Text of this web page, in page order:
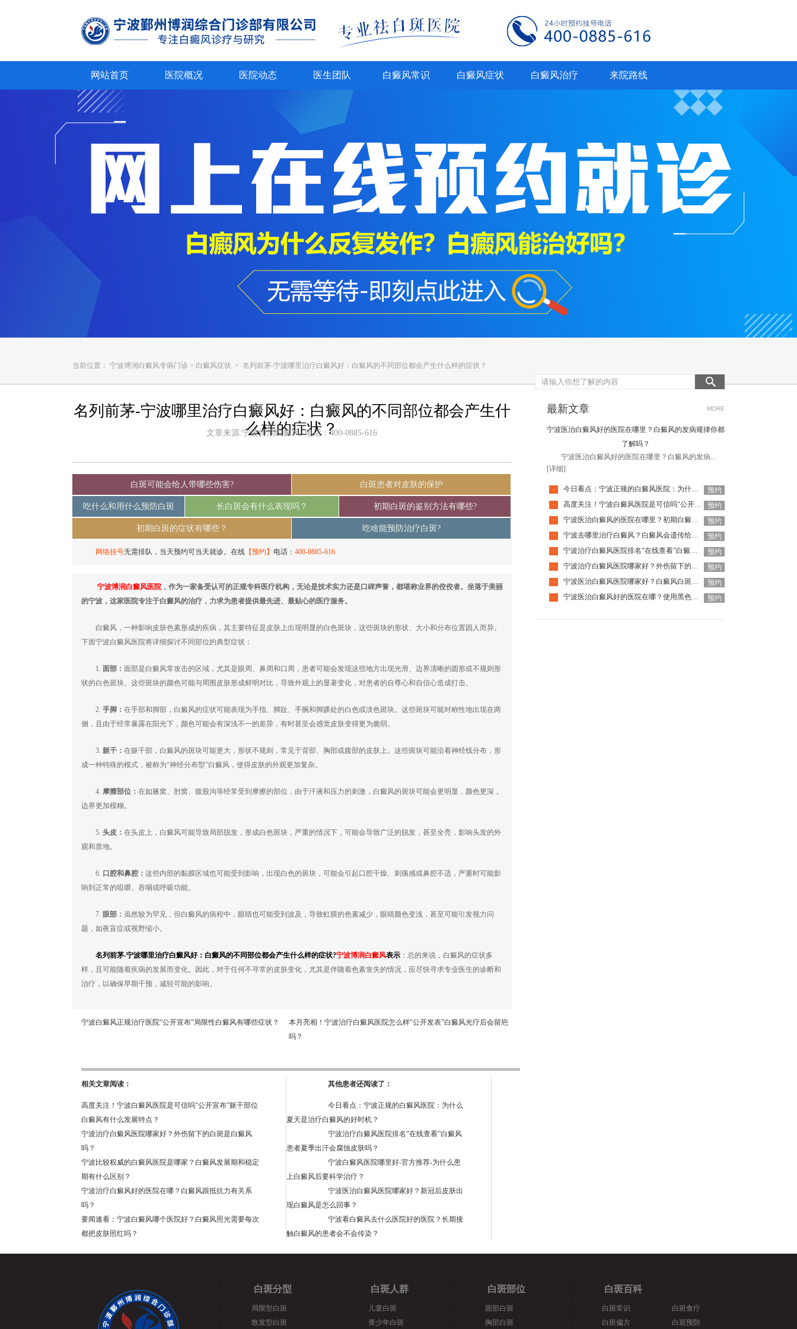
网站首页 医院概况 医院动态 医生团队 白癜风常识 白癜风症状 白癜风治疗 来院路线
当前位置： 宁波博润白癜风专病门诊 > 白癜风症状 > 名列前茅-宁波哪里治疗白癜风好：白癜风的不同部位都会产生什么样的症状？
名列前茅-宁波哪里治疗白癜风好：白癜风的不同部位都会产生什
么样的症状？
文章来源:宁波博润白癜风, 电话：400-0885-616
白斑可能会给人带哪些伤害? 白斑患者对皮肤的保护
吃什么和用什么预防白斑 长白斑会有什么表现吗？ 初期白斑的鉴别方法有哪些?
初期白斑的症状有哪些？ 吃啥能预防治疗白斑?
网络挂号无需排队，当天预约可当天就诊。在线 【预约】 电话： 400-0885-616
宁波博润白癜风医院 ，作为一家备受认可的正规专科医疗机构，无论是技术实力还是口碑声誉，都堪称业界的佼佼者。坐落于美丽
的宁波，这家医院专注于白癜风的治疗，力求为患者提供最先进、最贴心的医疗服务。
白癜风，一种影响皮肤色素形成的疾病，其主要特征是皮肤上出现明显的白色斑块，这些斑块的形状、大小和分布位置因人而异。
下面宁波白癜风医院将详细探讨不同部位的典型症状：
1. 面部： 面部是白癜风常攻击的区域，尤其是眼周、鼻周和口周，患者可能会发现这些地方出现光滑、边界清晰的圆形或不规则形
状的白色斑块。这些斑块的颜色可能与周围皮肤形成鲜明对比，导致外观上的显著变化，对患者的自尊心和自信心造成打击。
2. 手脚： 在手部和脚部，白癜风的症状可能表现为手指、脚趾、手腕和脚踝处的白色或淡色斑块。这些斑块可能对称性地出现在两
侧，且由于经常暴露在阳光下，颜色可能会有深浅不一的差异，有时甚至会感觉皮肤变得更为脆弱。
3. 躯干： 在躯干部，白癜风的斑块可能更大，形状不规则，常见于背部、胸部或腹部的皮肤上。这些斑块可能沿着神经线分布，形
成一种特殊的模式，被称为“神经分布型”白癜风，使得皮肤的外观更加复杂。
4. 摩擦部位： 在如腋窝、肘窝、腹股沟等经常受到摩擦的部位，由于汗液和压力的刺激，白癜风的斑块可能会更明显，颜色更深，
边界更加模糊。
5. 头皮： 在头皮上，白癜风可能导致局部脱发，形成白色斑块，严重的情况下，可能会导致广泛的脱发，甚至全秃，影响头发的外
观和质地。
6. 口腔和鼻腔： 这些内部的黏膜区域也可能受到影响，出现白色的斑块，可能会引起口腔干燥、刺痛感或鼻腔不适，严重时可能影
响到正常的咀嚼、吞咽或呼吸功能。
7. 眼部： 虽然较为罕见，但白癜风的病程中，眼睛也可能受到波及，导致虹膜的色素减少，眼睛颜色变浅，甚至可能引发视力问
题，如夜盲症或视野缩小。
名列前茅-宁波哪里治疗白癜风好：白癜风的不同部位都会产生什么样的症状?宁波博润白癜风表示 ：总的来说，白癜风的症状多
样，且可能随着疾病的发展而变化。因此，对于任何不寻常的皮肤变化，尤其是伴随着色素丧失的情况，应尽快寻求专业医生的诊断和
治疗，以确保早期干预，减轻可能的影响。
宁波白癜风正规治疗医院“公开宣布”局限性白癜风有哪些症状？
本月亮相！宁波治疗白癜风医院怎么样“公开发表”白癜风光疗后会留疤
吗？
相关文章阅读：
高度关注！宁波白癜风医院是可信吗“公开宣布”躯干部位
白癜风有什么发展特点？
宁波治疗白癜风医院哪家好？外伤留下的白斑是白癜风
吗？
宁波比较权威的白癜风医院是哪家？白癜风发展期和稳定
期有什么区别？
宁波治疗白癜风好的医院在哪？白癜风跟抵抗力有关系
吗？
要闻速看：宁波白癜风哪个医院好？白癜风照光需要每次
都把皮肤照红吗？
其他患者还阅读了：
今日看点：宁波正规的白癜风医院：为什么
夏天是治疗白癜风的好时机？
宁波治疗白癜风医院排名“在线查看”白癜风
患者夏季出汗会腐蚀皮肤吗？
宁波白癜风医院哪里好-官方推荐-为什么患
上白癜风后要科学治疗？
宁波医治白癜风医院哪家好？新冠后皮肤出
现白癜风是怎么回事？
宁波看白癜风去什么医院好的医院？长期接
触白癜风的患者会不会传染？
最新文章 MORE
宁波医治白癜风好的医院在哪里？白癜风的发病规律你都
了解吗？
宁波医治白癜风好的医院在哪里？白癜风的发病...
[详细]
· 今日看点：宁波正规的白癜风医院：为什么夏天是治疗白癜风的好时机？
预约
·
高度关注！宁波白癜风医院是可信吗“公开宣布”躯干部位白癜风有什么发展特点？
预约
·
宁波医治白癜风的医院在哪里？初期白癜风怎么治疗可以恢复？
预约
·
宁波去哪里治疗白癜风？白癜风会遗传给下一代吗？
预约
·
宁波治疗白癜风医院排名“在线查看”白癜风患者夏季出汗会腐蚀皮肤吗？
预约
·
宁波治疗白癜风医院哪家好？外伤留下的白斑是白癜风吗？
预约
·
宁波医治白癜风医院哪家好？白癜风白斑越来越大什么原因？
预约
·
宁波医治白癜风好的医院在哪？使用黑色素移植手术这种治疗方法有哪些好处？ 预约
白斑分型
局限型白斑
散发型白斑
白斑人群
儿童白斑
青少年白斑
白斑部位
面部白斑
胸部白斑
白斑百科
白斑常识
白斑偏方
白斑食疗
白斑预防